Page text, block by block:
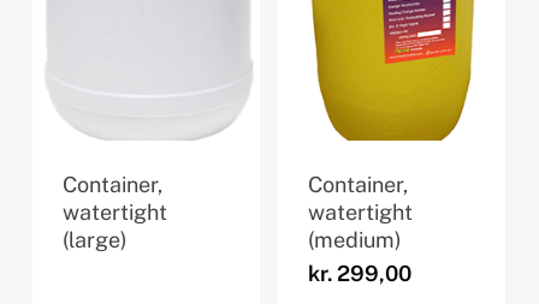
Container,
watertight
(large)
Container,
watertight
(medium)
kr.299,00